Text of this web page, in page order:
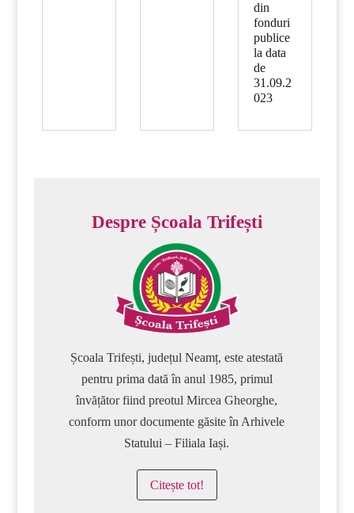
din
fonduri
publice
la data
de
31.09.2
023
Despre Școala Trifești
Școala Trifești, județul Neamț, este atestată
pentru prima dată în anul 1985, primul
învățător fiind preotul Mircea Gheorghe,
conform unor documente găsite în Arhivele
Statului – Filiala Iași.
Citește tot!